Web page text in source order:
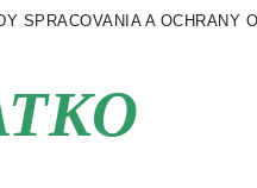
SPRACOVANIA A OCHRANY